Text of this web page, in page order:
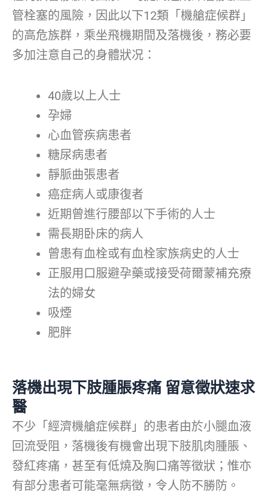
管栓塞的風險，因此以下12類「機艙症候群」
的高危族群，乘坐飛機期間及落機後，務必要
多加注意自己的身體狀况：
40歲以上人士
孕婦
心血管疾病患者
糖尿病患者
靜脈曲張患者
癌症病人或康復者
近期曾進行腰部以下手術的人士
需長期卧床的病人
曾患有血栓或有血栓家族病史的人士
正服用口服避孕藥或接受荷爾蒙補充療
法的婦女
吸煙
肥胖
落機出現下肢腫脹疼痛 留意徵狀速求
醫
不少「經濟機艙症候群」的患者由於小腿血液
回流受阻，落機後有機會出現下肢肌肉腫脹、
發紅疼痛，甚至有低燒及胸口痛等徵狀；惟亦
有部分患者可能毫無病徵，令人防不勝防。